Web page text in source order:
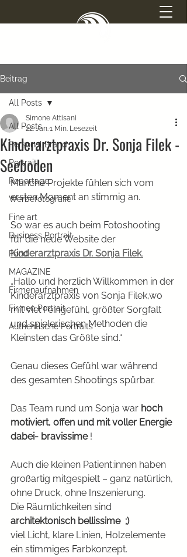
SIMONE ATTISANI
PHOTOGRAPHY
Beitrag
All Posts
Personal Brand
Portrait
Reportage
Werbefotografie
Fine art
Business Portrait
Food
MAGAZINE
Firmenaufnahmen
Firmen Portrait
Authentische Portraits
All Posts
Kinderarztpraxis Dr. Sonja Filek -
Seeboden
Simone Attisani
22. Jan.1 Min. Lesezeit
Manche Projekte fühlen sich vom
ersten Moment an stimmig an.
So war es auch beim Fotoshooting
für die neue Website der
Kinderarztpraxis Dr. Sonja Filek.
„Hallo und herzlich Willkommen in der
Kinderarztpraxis von Sonja Filek,wo
mit viel Feingefühl, größter Sorgfalt
und spielerischen Methoden die
Kleinsten das Größte sind.“
Genau dieses Gefühl war während
des gesamten Shootings spürbar.
Das Team rund um Sonja war hoch
motiviert, offen und mit voller Energie
dabei- bravissime !
Auch die kleinen Patient:innen haben
großartig mitgespielt – ganz natürlich,
ohne Druck, ohne Inszenierung.
Die Räumlichkeiten sind
architektonisch bellissime  ;)
viel Licht, klare Linien, Holzelemente
ein stimmiges Farbkonzept.